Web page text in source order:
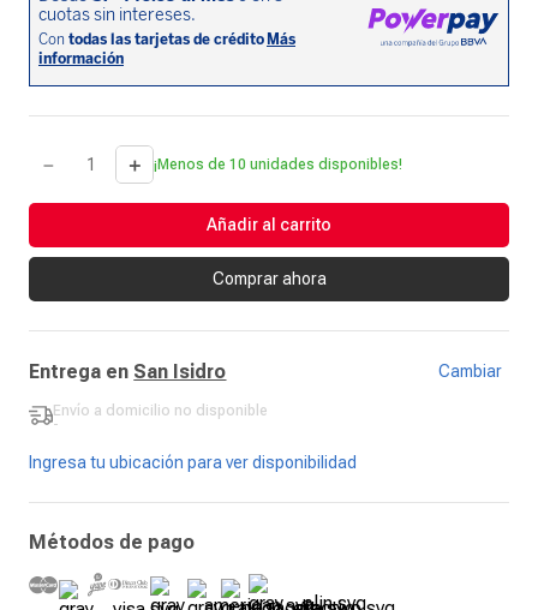
＋
－ ¡Menos de 10 unidades disponibles!
Añadir al carrito
Comprar ahora
Entrega en San Isidro Cambiar
Envío a domicilio no disponible
-
Ingresa tu ubicación para ver disponibilidad
Métodos de pago